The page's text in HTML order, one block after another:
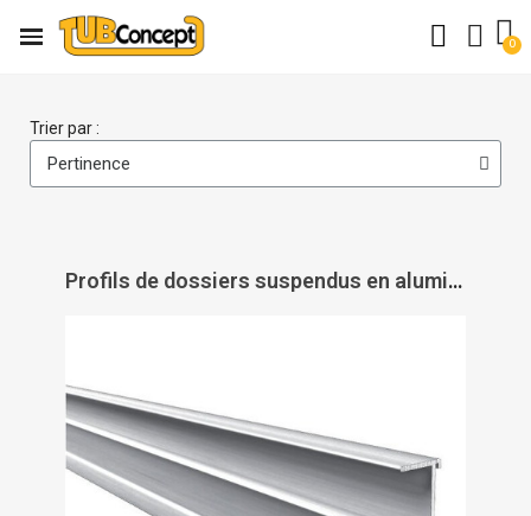
Trier par :
Profils de dossiers suspendus en aluminium - ATRIUS